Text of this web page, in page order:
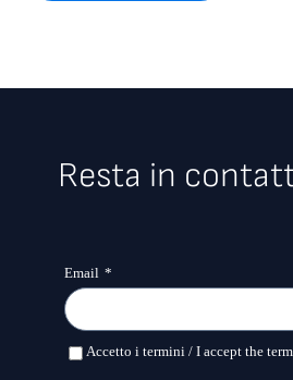
Resta in